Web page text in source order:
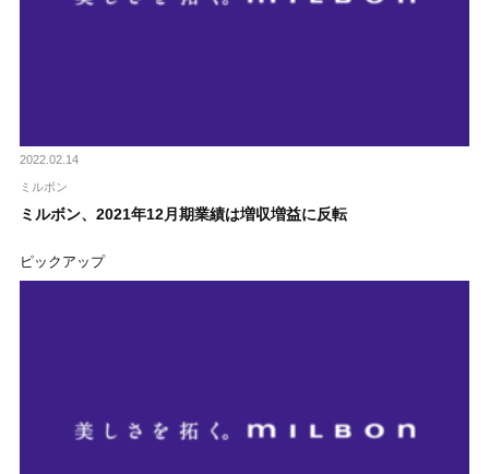
2022.02.14
ミルボン
ミルボン、2021年12月期業績は増収増益に反転
ピックアップ